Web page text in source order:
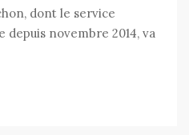
dont le service
novembre 2014, va